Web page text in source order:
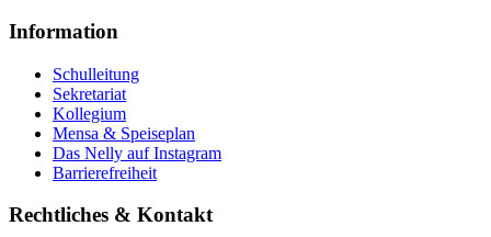
Information
Schulleitung
Sekretariat
Kollegium
Mensa & Speiseplan
Das Nelly auf Instagram
Barrierefreiheit
Rechtliches & Kontakt